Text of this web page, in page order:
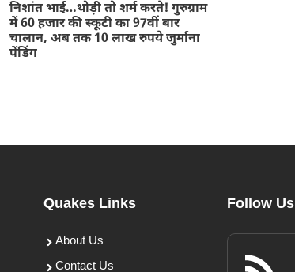
निशांत भाई…थोड़ी तो शर्म करते! गुरुग्राम
में 60 हजार की स्कूटी का 97वीं बार
चालान, अब तक 10 लाख रुपये जुर्माना
पेंडिंग
Quakes Links
About Us
Contact Us
Follow Us